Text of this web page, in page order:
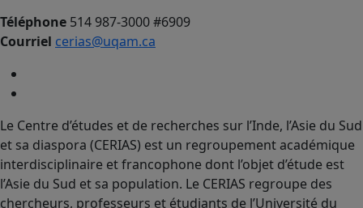
Téléphone 514 987-3000 #6909
Courriel cerias@uqam.ca
Le Centre d’études et de recherches sur l’Inde, l’Asie du Sud
et sa diaspora (CERIAS) est un regroupement académique
interdisciplinaire et francophone dont l’objet d’étude est
l’Asie du Sud et sa population. Le CERIAS regroupe des
chercheurs, professeurs et étudiants de l’Université du